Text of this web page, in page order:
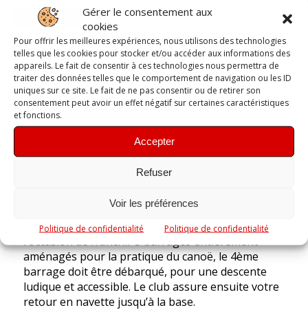
Gérer le consentement aux
cookies
Pour offrir les meilleures expériences, nous utilisons des technologies
telles que les cookies pour stocker et/ou accéder aux informations des
appareils. Le fait de consentir à ces technologies nous permettra de
traiter des données telles que le comportement de navigation ou les ID
uniques sur ce site. Le fait de ne pas consentir ou de retirer son
consentement peut avoir un effet négatif sur certaines caractéristiques
et fonctions.
Accepter
Refuser
Voir les préférences
Politique de confidentialité Politique de confidentialité
🛶 Randonnée Canoë 2h30
sur l’Isle en Dordogne
À seulement 5 minutes de Périgueux, profitez
d’une belle balade en canoë au cœur de la
Dordogne dans un cadre naturel calme et
préservé. Au départ de notre base de location à
Marsac-sur-l’Isle, située à côté de la piscine du
Grand Périgueux, embarquez pour une
randonnée de 9 km sur l’Isle, idéale pour partager
un moment convivial en famille ou entre amis.
À bord d’un canoë de 2 à 3 places, vous naviguerez
en autonomie pendant environ 2h30 jusqu’à
Gravelle. Tout au long du parcours, vous aurez
l’occasion de franchir 3 barrages entièrement
aménagés pour la pratique du canoë, le 4ème
barrage doit être débarqué, pour une descente
ludique et accessible. Le club assure ensuite votre
retour en navette jusqu’à la base.